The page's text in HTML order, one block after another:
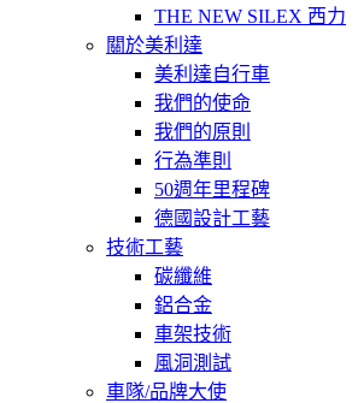
THE NEW SILEX 西力
關於美利達
美利達自行車
我們的使命
我們的原則
行為準則
50週年里程碑
德國設計工藝
技術工藝
碳纖維
鋁合金
車架技術
風洞測試
車隊/品牌大使